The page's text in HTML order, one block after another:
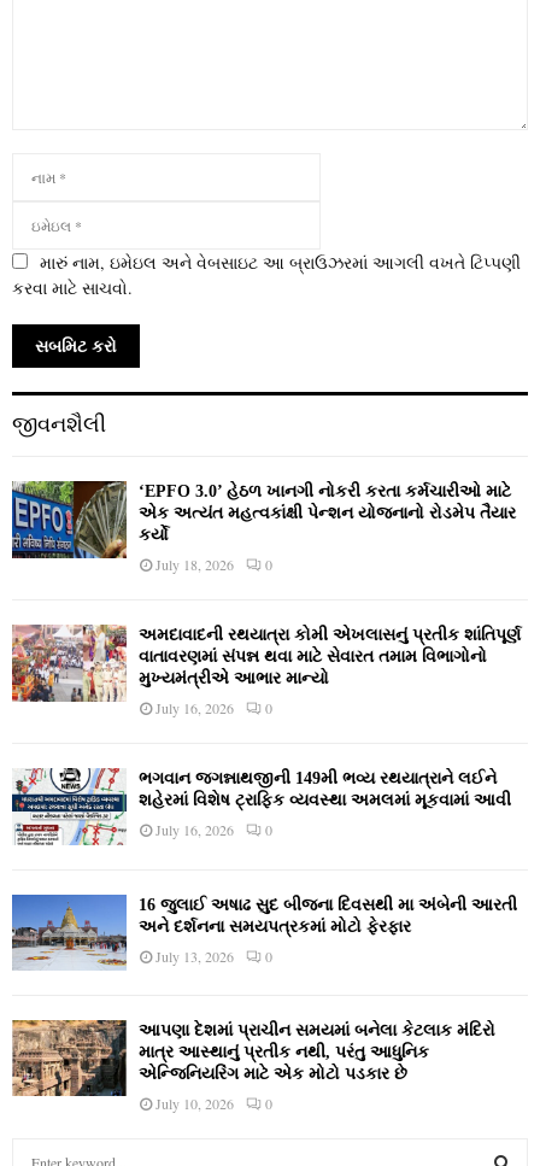
મારું નામ, ઇમેઇલ અને વેબસાઇટ આ બ્રાઉઝરમાં આગલી વખતે ટિપ્પણી
કરવા માટે સાચવો.
જીવનશૈલી
‘EPFO 3.0’ હેઠળ ખાનગી નોકરી કરતા કર્મચારીઓ માટે
એક અત્યંત મહત્વકાંક્ષી પેન્શન યોજનાનો રોડમેપ તૈયાર
કર્યો
July 18, 2026 0
અમદાવાદની રથયાત્રા કોમી એખલાસનું પ્રતીક શાંતિપૂર્ણ
વાતાવરણમાં સંપન્ન થવા માટે સેવારત તમામ વિભાગોનો
મુખ્યમંત્રીએ આભાર માન્યો
July 16, 2026 0
ભગવાન જગન્નાથજીની 149મી ભવ્ય રથયાત્રાને લઈને
શહેરમાં વિશેષ ટ્રાફિક વ્યવસ્થા અમલમાં મૂકવામાં આવી
July 16, 2026 0
16 જુલાઈ અષાઢ સુદ બીજના દિવસથી મા અંબેની આરતી
અને દર્શનના સમયપત્રકમાં મોટો ફેરફાર
July 13, 2026 0
આપણા દેશમાં પ્રાચીન સમયમાં બનેલા કેટલાક મંદિરો
માત્ર આસ્થાનું પ્રતીક નથી, પરંતુ આધુનિક
એન્જિનિયરિંગ માટે એક મોટો પડકાર છે
July 10, 2026 0